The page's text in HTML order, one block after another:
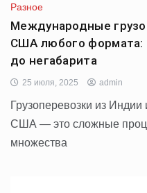
Разное
Международные
США любого формата:
до негабарита
25 июля, 2025 admin
Грузоперевозки из Индии
США — это сложные
множества